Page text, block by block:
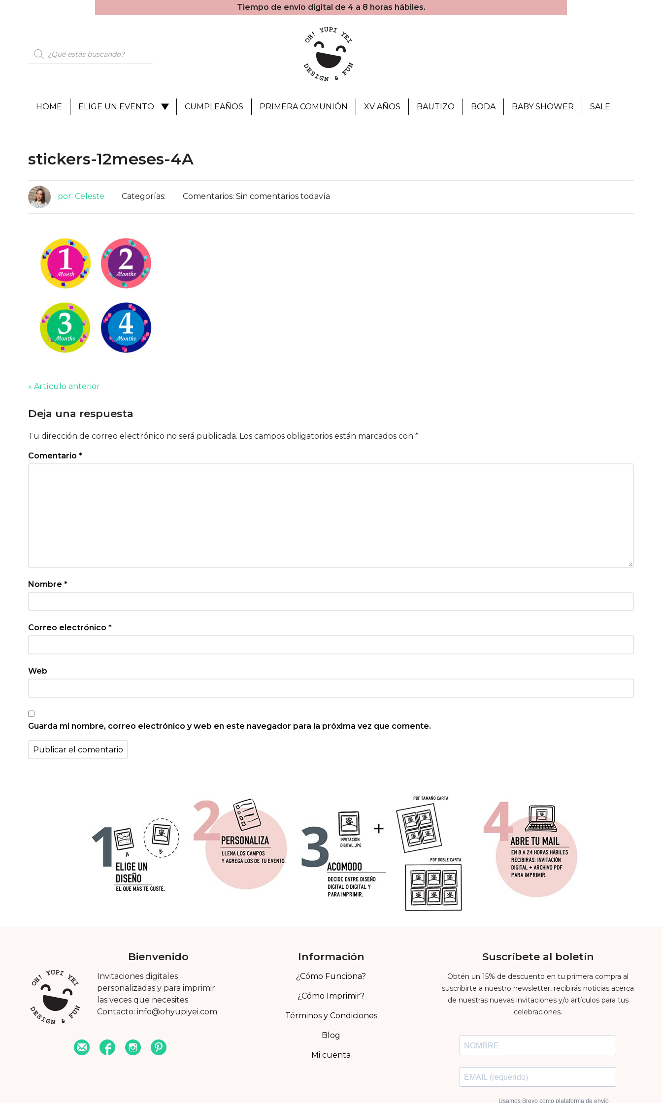
Tiempo de envío digital de 4 a 8 horas hábiles.
HOME ELIGE UN EVENTO CUMPLEAÑOS PRIMERA COMUNIÓN XV AÑOS BAUTIZO BODA BABY SHOWER SALE
stickers-12meses-4A
por: Celeste Categorías: Comentarios: Sin comentarios todavía
« Artículo anterior
Deja una respuesta
Tu dirección de correo electrónico no será publicada. Los campos obligatorios están marcados con *
Comentario *
Nombre *
Correo electrónico *
Web
Guarda mi nombre, correo electrónico y web en este navegador para la próxima vez que comente.
Bienvenido
Invitaciones digitales
personalizadas y para imprimir
las veces que necesites.
Contacto: info@ohyupiyei.com
Información
¿Cómo Funciona?
¿Cómo Imprimir?
Términos y Condiciones
Blog
Mi cuenta
Suscríbete al boletín
Obtén un 15% de descuento en tu primera compra al
suscribirte a nuestro newsletter, recibirás noticias acerca
de nuestras nuevas invitaciones y/o artículos para tus
celebraciones.